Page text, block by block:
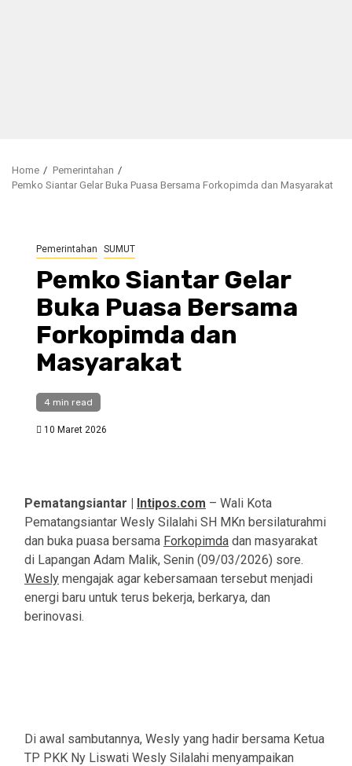
Home
Pemerintahan
Pemko Siantar Gelar Buka Puasa Bersama Forkopimda dan Masyarakat
Pemerintahan SUMUT
Pemko Siantar Gelar
Buka Puasa Bersama
Forkopimda dan
Masyarakat
4 min read
10 Maret 2026
Pematangsiantar | Intipos.com – Wali Kota
Pematangsiantar Wesly Silalahi SH MKn bersilaturahmi
dan buka puasa bersama Forkopimda dan masyarakat
di Lapangan Adam Malik, Senin (09/03/2026) sore.
Wesly mengajak agar kebersamaan tersebut menjadi
energi baru untuk terus bekerja, berkarya, dan
berinovasi.
Di awal sambutannya, Wesly yang hadir bersama Ketua
TP PKK Ny Liswati Wesly Silalahi menyampaikan